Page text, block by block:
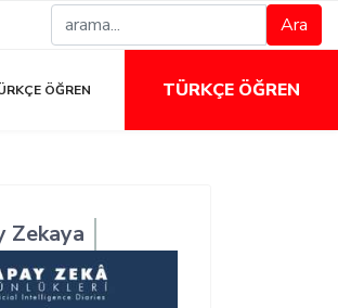
Ara
TÜRKÇE ÖĞREN
ÖĞREN
Takip Et